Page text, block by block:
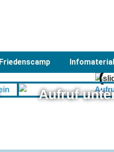
Friedenscamp Infomaterial
Aufruf